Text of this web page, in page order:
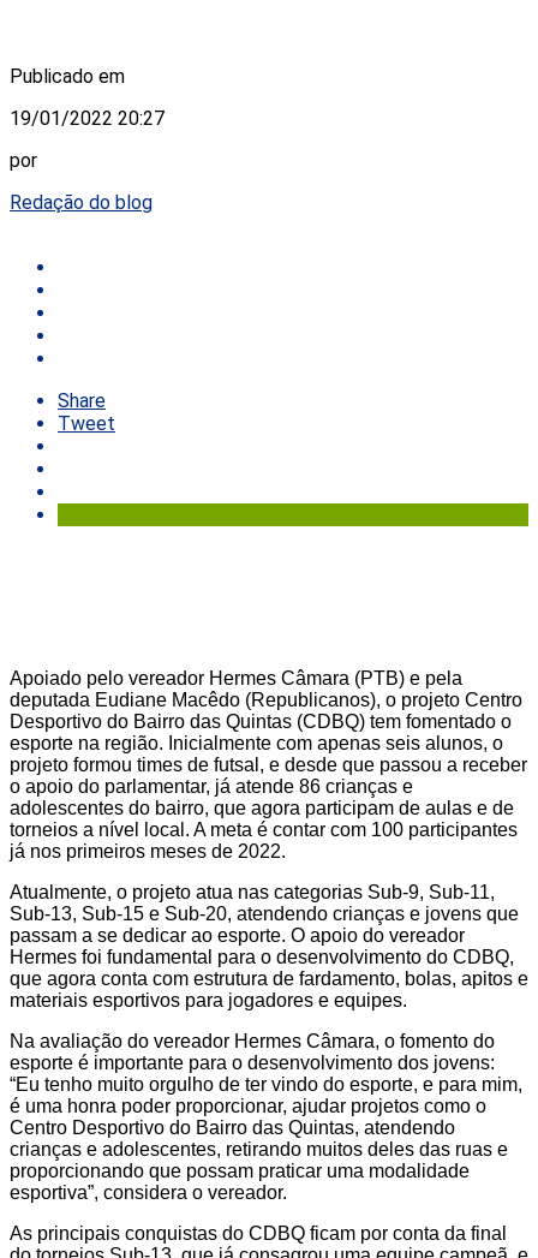
Publicado em
19/01/2022 20:27
por
Redação do blog
Share
Tweet
Apoiado pelo vereador Hermes Câmara (PTB) e pela
deputada Eudiane Macêdo (Republicanos), o projeto Centro
Desportivo do Bairro das Quintas (CDBQ) tem fomentado o
esporte na região. Inicialmente com apenas seis alunos, o
projeto formou times de futsal, e desde que passou a receber
o apoio do parlamentar, já atende 86 crianças e
adolescentes do bairro, que agora participam de aulas e de
torneios a nível local. A meta é contar com 100 participantes
já nos primeiros meses de 2022.
Atualmente, o projeto atua nas categorias Sub-9, Sub-11,
Sub-13, Sub-15 e Sub-20, atendendo crianças e jovens que
passam a se dedicar ao esporte. O apoio do vereador
Hermes foi fundamental para o desenvolvimento do CDBQ,
que agora conta com estrutura de fardamento, bolas, apitos e
materiais esportivos para jogadores e equipes.
Na avaliação do vereador Hermes Câmara, o fomento do
esporte é importante para o desenvolvimento dos jovens:
“Eu tenho muito orgulho de ter vindo do esporte, e para mim,
é uma honra poder proporcionar, ajudar projetos como o
Centro Desportivo do Bairro das Quintas, atendendo
crianças e adolescentes, retirando muitos deles das ruas e
proporcionando que possam praticar uma modalidade
esportiva”, considera o vereador.
As principais conquistas do CDBQ ficam por conta da final